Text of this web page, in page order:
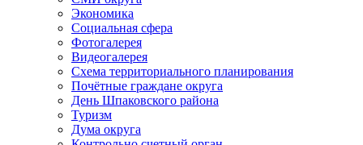
Экономика
Социальная сфера
Фотогалерея
Видеогалерея
Схема территориального планирования
Почётные граждане округа
День Шпаковского района
Туризм
Дума округа